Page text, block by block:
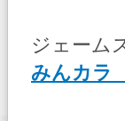
ジェー
みんカラ